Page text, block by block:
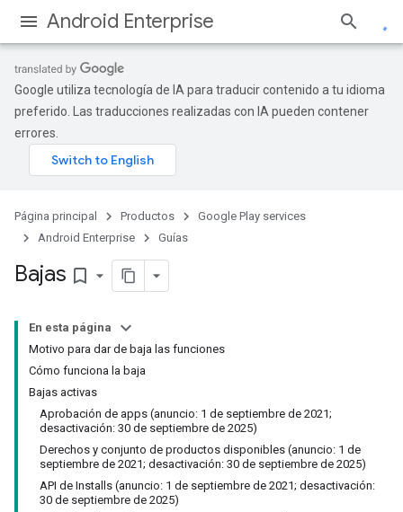
Android Enterprise
Google utiliza tecnología de IA para traducir contenido a tu idioma
preferido. Las traducciones realizadas con IA pueden contener
errores.
Página principal Productos
Google Play services
Android Enterprise
Guías
Bajas bookmark_border
En esta página
Motivo para dar de baja las funciones
Cómo funciona la baja
Bajas activas
Aprobación de apps (anuncio: 1 de septiembre de 2021;
desactivación: 30 de septiembre de 2025)
Derechos y conjunto de productos disponibles (anuncio: 1 de
septiembre de 2021; desactivación: 30 de septiembre de 2025)
API de Installs (anuncio: 1 de septiembre de 2021; desactivación:
30 de septiembre de 2025)